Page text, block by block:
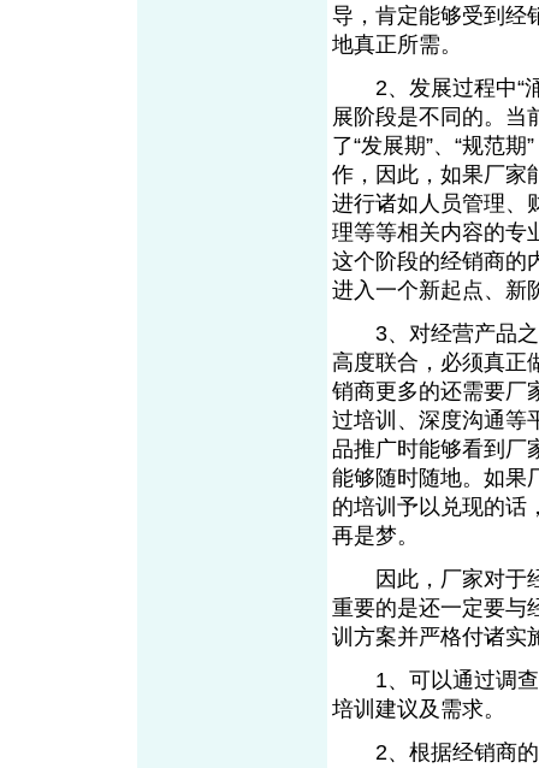
导，肯定能够受到经
地真正所需。
2、发展过程中“涌
展阶段是不同的。当
了“发展期”、“规范
作，因此，如果厂家
进行诸如人员管理、
理等等相关内容的专
这个阶段的经销商的
进入一个新起点、新
3、对经营产品之
高度联合，必须真正
销商更多的还需要厂
过培训、深度沟通等
品推广时能够看到厂
能够随时随地。如果
的培训予以兑现的话
再是梦。
因此，厂家对于经
重要的是还一定要与
训方案并严格付诸实
1、可以通过调查
培训建议及需求。
2、根据经销商的